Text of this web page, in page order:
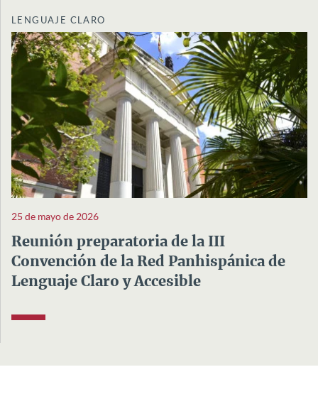
LENGUAJE CLARO
25 de mayo de 2026
Reunión preparatoria de la III
Convención de la Red Panhispánica de
Lenguaje Claro y Accesible